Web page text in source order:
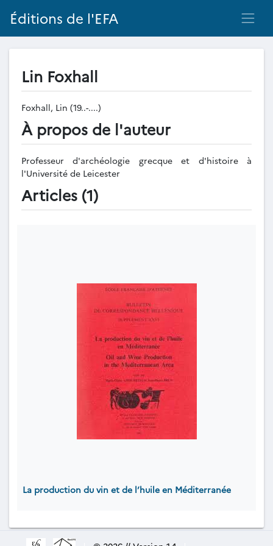
Éditions de l'EFA
Lin Foxhall
Foxhall, Lin (19..-....)
À propos de l'auteur
Professeur d'archéologie grecque et d'histoire à
l'Université de Leicester
Articles (1)
La production du vin et de l’huile en Méditerranée